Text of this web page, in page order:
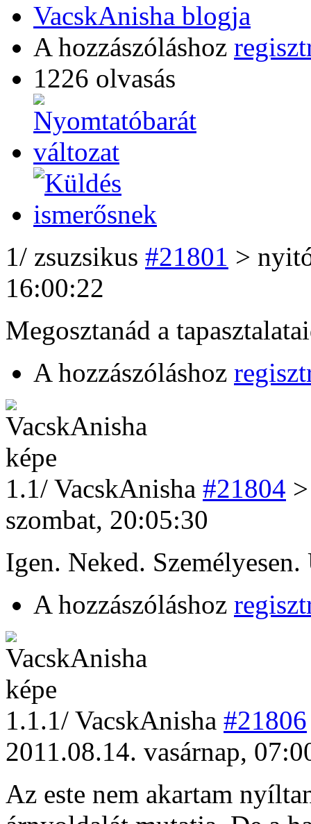
VacskAnisha blogja
A hozzászóláshoz
1226 olvasás
1/ zsuzsikus #21801 >
16:00:22
Megosztanád a
A hozzászóláshoz
1.1/ VacskAnisha #21804
szombat, 20:05:30
Igen. Neked.
A hozzászóláshoz
1.1.1/ VacskAnisha #21806
2011.08.14. vasárnap,
Az este nem akartam